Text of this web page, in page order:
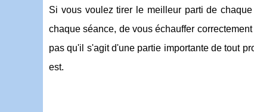
Si vous voulez tirer le meilleur parti de
chaque séance, de vous échauffer
pas qu'il s'agit d'une partie importante de tout
est.